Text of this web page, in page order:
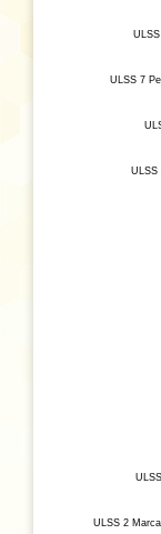
ULSS 7
ULSS
ULSS 2